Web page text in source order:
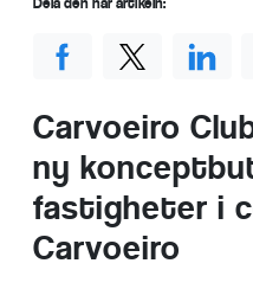
Carvoeiro
ny
fastigheter i
Carvoeiro